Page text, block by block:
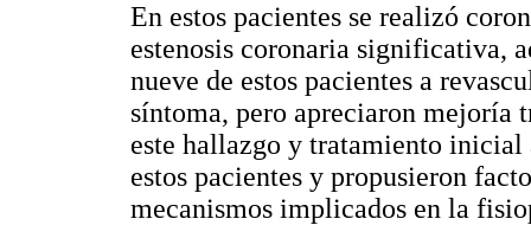
En estos pacientes se realizó
estenosis coronaria significativa,
nueve de estos pacientes a
síntoma, pero apreciaron mejoría
este hallazgo y tratamiento
estos pacientes y propusieron
mecanismos implicados en la